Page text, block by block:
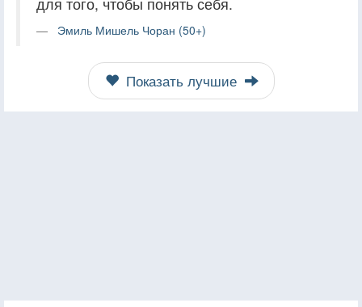
Эмиль Мишель Чоран (50+)
Показать лучшие